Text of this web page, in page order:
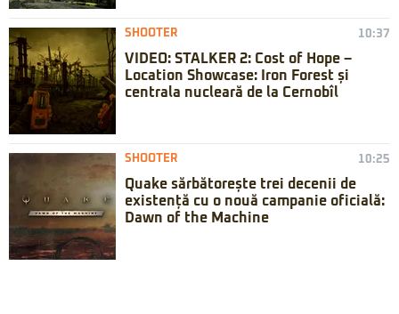
SHOOTER 10:37
VIDEO: STALKER 2: Cost of Hope –
Location Showcase: Iron Forest și
centrala nucleară de la Cernobîl
SHOOTER 10:25
Quake sărbătorește trei decenii de
existență cu o nouă campanie oficială:
Dawn of the Machine